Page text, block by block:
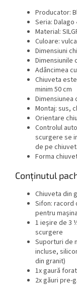
Producator:
Seria: Dalago
Material:
Culoare:
Dimensiuni
Dimensiunile
Adâncimea
Chiuveta
minim 50 cm
Dimensiunea
Montaj: sus,
Orientare
Controlul
scurgere se
de pe
Forma
Conținutul
Chiuveta din
Sifon: racord
pentru
1 ieșire de 3
scurgere
Suporturi de
incluse,
din granit)
1x gaură
2x găuri pre-